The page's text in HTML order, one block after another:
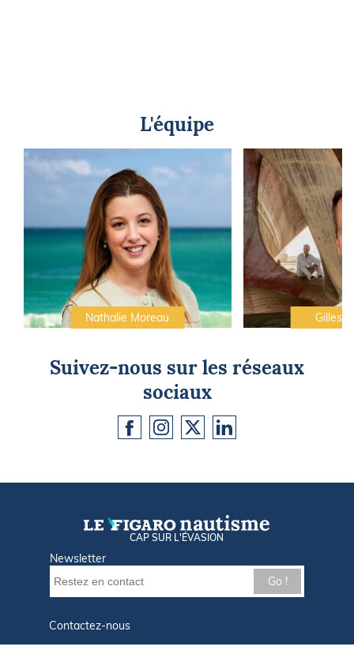
L'équipe
Nathalie Moreau Gilles
Suivez-nous sur les réseaux
sociaux
CAP SUR L'ÉVASION
Newsletter
Go !
Contactez-nous